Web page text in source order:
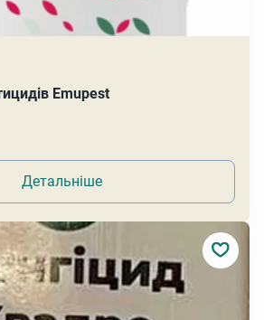
Emupest
Детальніше